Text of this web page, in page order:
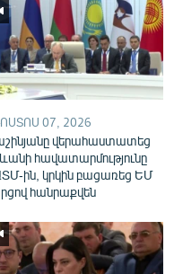
07, 2026
վերահաստատեց
հավատարմությունը
ին, կրկին բացառեց ԵՄ
հանրաքվեն